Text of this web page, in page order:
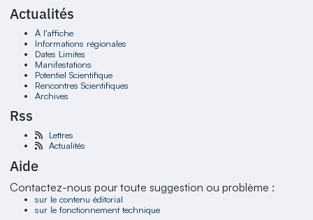
Actualités
À l'affiche
Informations régionales
Dates Limites
Manifestations
Potentiel Scientifique
Rencontres Scientifiques
Archives
Rss
Lettres
Actualités
Aide
Contactez-nous pour toute suggestion ou problème :
sur le contenu éditorial
sur le fonctionnement technique